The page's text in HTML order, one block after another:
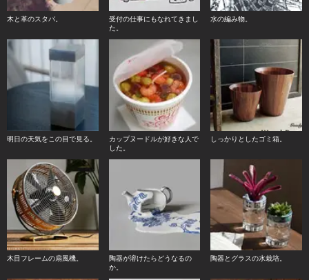
木と革のスタバ。
受付の仕事にもなれてきまし
た。
水の編み物。
明日の天気をこの目で見る。
カップヌードルが好きな人で
した。
しっかりとしたゴミ箱。
木目フレームの扇風機。
陶器が溶けたらどうなるの
か。
陶器とグラスの水栽培。